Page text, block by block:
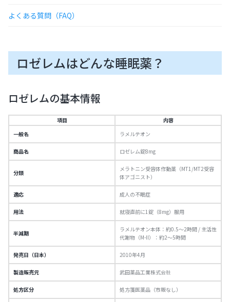
よくある質問（FAQ）
ロゼレムはどんな睡眠薬？
ロゼレムの基本情報
項目
内容
一般名
ラメルテオン
商品名 ロゼレム錠8mg
分類
メラトニン受容体作動薬（MT1/MT2受容
体アゴニスト）
適応 成人の不眠症
用法 就寝直前に1錠（8mg）服用
半減期
ラメルテオン本体：約0.5〜2時間 / 主活性
代謝物（M-II）：約2〜5時間
発売日（日本） 2010年4月
製造販売元 武田薬品工業株式会社
処方区分 処方箋医薬品（市販なし）